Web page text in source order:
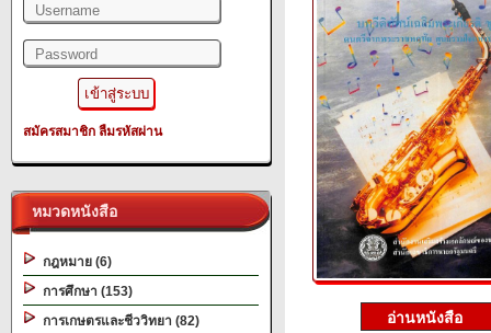
สมัครสมาชิก ลืมรหัสผ่าน
หมวดหนังสือ
กฎหมาย (6)
การศึกษา (153)
การเกษตรและชีววิทยา (82)